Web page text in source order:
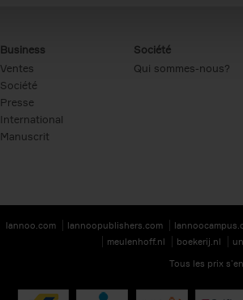
Business
Ventes
Société
Presse
International
Manuscrit
Société
Qui sommes-nous?
lannoo.com lannoopublishers.com
meulenhoff.nl
boekerij.nl
Tous les prix